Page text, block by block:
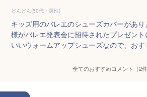
どんどん(50代・男性)
キッズ用のバレエのシューズカバーがあ
様がバレエ発表会に招待されたプレゼン
いいウォームアップシューズなので、おす
全てのおすすめコメント（2件